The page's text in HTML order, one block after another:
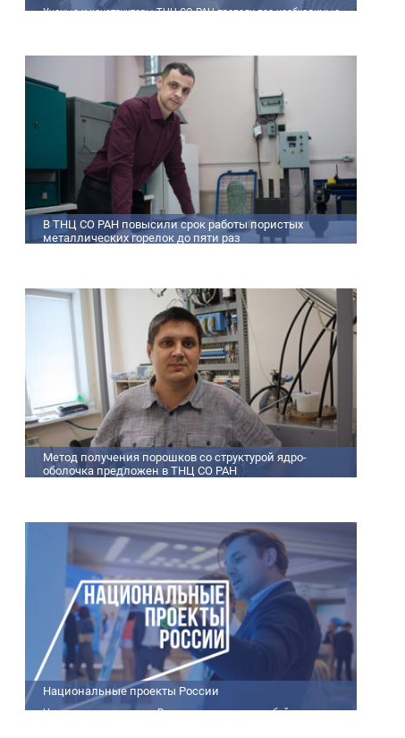
Ученые и конструкторы ТНЦ СО РАН провели все необходимые
горения, а также разработали конструкторскую документацию
на опытный образец двигателя.
В ТНЦ СО РАН повысили срок работы пористых
металлических горелок до пяти раз
получаемых методом самораспространяющегося
высокотемпературного синтеза (СВС). Сначала ученые создали
покрытие из диспрозия или иттрия на поверхности
металлических порошков, небольшая добавка которых
позволяет равномерно распределять микроконцентрацию
редкоземельных элементов по всему объем
Метод получения порошков со структурой ядро-
оболочка предложен в ТНЦ СО РАН
orci et, dignissim mauris. Fusce sollicitudin a dolor et bibendum.
Suspendisse rutrum dui id vestibulum aliquet. Vivamus imperdiet
ligula id imperdiet molestie. Phasellus id convallis purus, in
condimentum felis. Phasellus hendrerit, arcu nec elementum
pretium, ipsum justo port
Национальные проекты России
Национальные проекты России представляют собой